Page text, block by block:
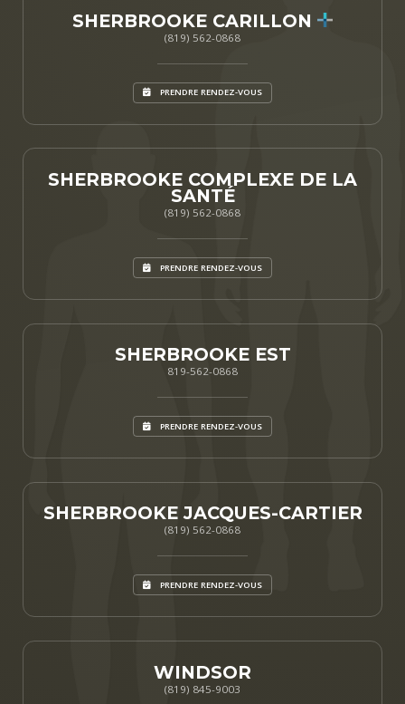
SHERBROOKE CARILLON
(819) 562-0868
PRENDRE RENDEZ-VOUS
SHERBROOKE COMPLEXE DE LA
SANTÉ
(819) 562-0868
PRENDRE RENDEZ-VOUS
SHERBROOKE EST
819-562-0868
PRENDRE RENDEZ-VOUS
SHERBROOKE JACQUES-CARTIER
(819) 562-0868
PRENDRE RENDEZ-VOUS
WINDSOR
(819) 845-9003